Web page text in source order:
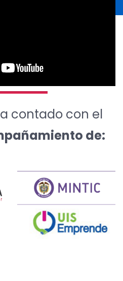
contado con el
de: